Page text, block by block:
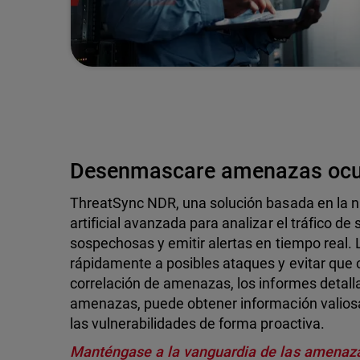
Desenmascare amenazas
ThreatSync NDR, una solución basada en la
artificial avanzada para analizar el tráfico de
sospechosas y emitir alertas en tiempo real.
rápidamente a posibles ataques y evitar que
correlación de amenazas, los informes
amenazas, puede obtener información
las vulnerabilidades de forma proactiva.
Manténgase a la vanguardia de las